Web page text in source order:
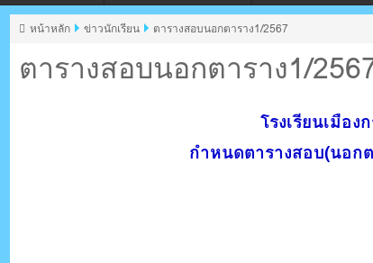
โดยคนไทย
ตารางสอบนอกตาราง1/
หน้าหลัก ข่าวนักเรียน ตารางสอบนอกตาราง1/2567
โรงเรียนเมือง
กำหนดตารางสอบ(นอก